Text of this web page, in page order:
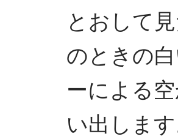
とおして
のときの
ーによる
い出しま